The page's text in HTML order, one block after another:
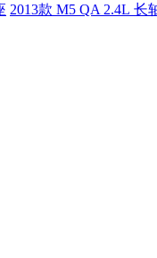
2013款 M5 QA 2.4L 长